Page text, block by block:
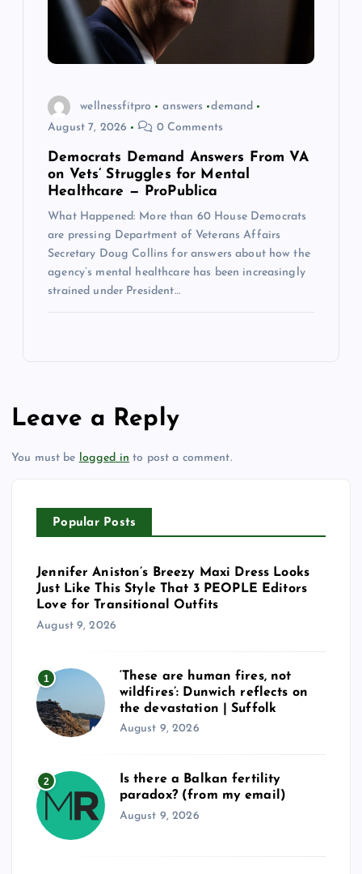
wellnessfitpro answers
demand
August 7, 2026
0 Comments
Democrats Demand Answers From VA
on Vets’ Struggles for Mental
Healthcare — ProPublica
What Happened: More than 60 House Democrats
are pressing Department of Veterans Affairs
Secretary Doug Collins for answers about how the
agency’s mental healthcare has been increasingly
strained under President…
Leave a Reply
You must be logged in to post a comment.
Popular Posts
Jennifer Aniston’s Breezy Maxi Dress Looks
Just Like This Style That 3 PEOPLE Editors
Love for Transitional Outfits
August 9, 2026
1
‘These are human fires, not
wildfires’: Dunwich reflects on
the devastation | Suffolk
August 9, 2026
2
Is there a Balkan fertility
paradox? (from my email)
August 9, 2026